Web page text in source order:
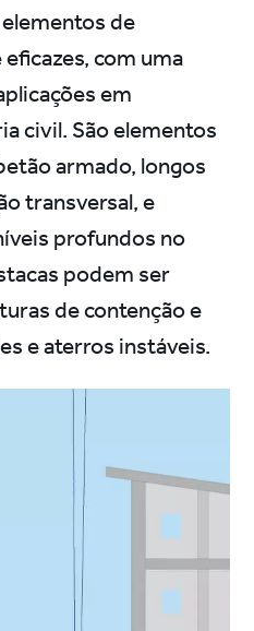
de
com uma
em
civil. São elementos
armado, longos
transversal, e
profundos no
podem ser
de contenção e
e aterros instáveis.